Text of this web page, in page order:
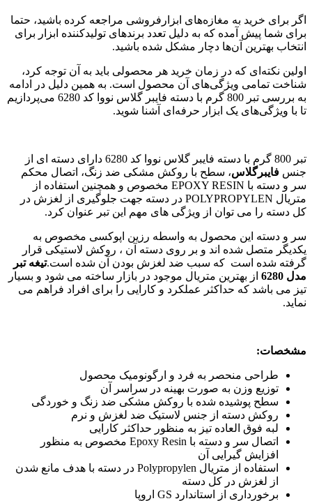
اگر برای خرید به مغازه‌های ابزارفروشی مراجعه کرده باشید، حتما
برای شما پیش آمده که به دلیل تعدد برندهای تولیدکننده ابزار برای
انتخاب بهترین آن‌ها دچار مشکل شده باشید.
اولین نکته‌ای که در زمان خرید هر محصولی باید به آن توجه کرد،
شناخت تمامی ویژگی‌های آن محصول است. به همین دلیل در ادامه
به بررسی تبر 800 گرم با دسته فایبر گلاس نووا کد 6280 می‌پردازیم
تا با ویژگی‌های یک ابزار حرفه‌ای آشنا شوید.
تبر 800 گرم با دسته فایبر گلاس نووا کد 6280 دارای دسته ای از
جنس فایبرگلاس، سطح با روکش مشکی ضد زنگ، اتصال محکم
سر و دسته با EPOXY RESIN مخصوص و همچنین استفاده از
متریال POLYPROPYLEN در دسته جهت جلوگیری از لغزش در
کل دسته را می توان از ویژگی های مهم این تبر عنوان کرد.
سر و دسته این محصول به واسطه رزین اپوکسی مخصوص به
یکدیگر متصل شده اند و بر روی دسته آن ، روکش لاستیکی قرار
گرفته شده است که سبب ضد لغزش بودن آن شده است.تیغه تبر
مدل 6280
از بهترین متریال موجود در بازار ساخته می شود و بسیار
تیز می باشد که حداکثر عملکرد و کارایی را برای افراد فراهم می
نماید.
مشخصات:
طراحی منحصر به فرد و ارگونومیک محصول
توزیع وزن به صورت بهینه در سراسر آن
سطح پوشیده شده با روکش مشکی ضد زنگ و خوردگی
روکش دسته از جنس لاستیک ضد لغزش و نرم
لبه فوق العاده تیز به منظور حداکثر کارایی
اتصال سر و دسته با Epoxy Resin مخصوص به منظور
افزایش گیرایی آن
استفاده از متریال Polypropylen در دسته با هدف مانع شدن
از لغزش در کل دسته
برخورداری از استاندارد GS اروپا